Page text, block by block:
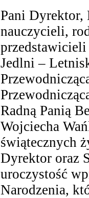
Pani Dyrektor,
nauczycieli,
przedstawicieli
Jedlni –
Radną Panią
Wojciecha
świątecznych
Dyrektor oraz
uroczystość
Narodzenia,